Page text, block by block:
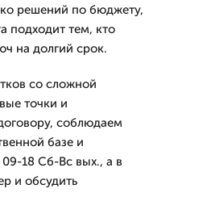
решений по бюджету,
подходит тем, кто
на долгий срок.
со сложной
точки и
соблюдаем
базе и
18 Сб-Вс вых., а в
и обсудить